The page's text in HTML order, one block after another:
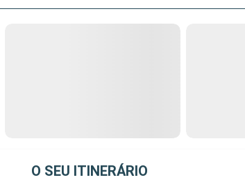
O SEU ITINERÁRIO